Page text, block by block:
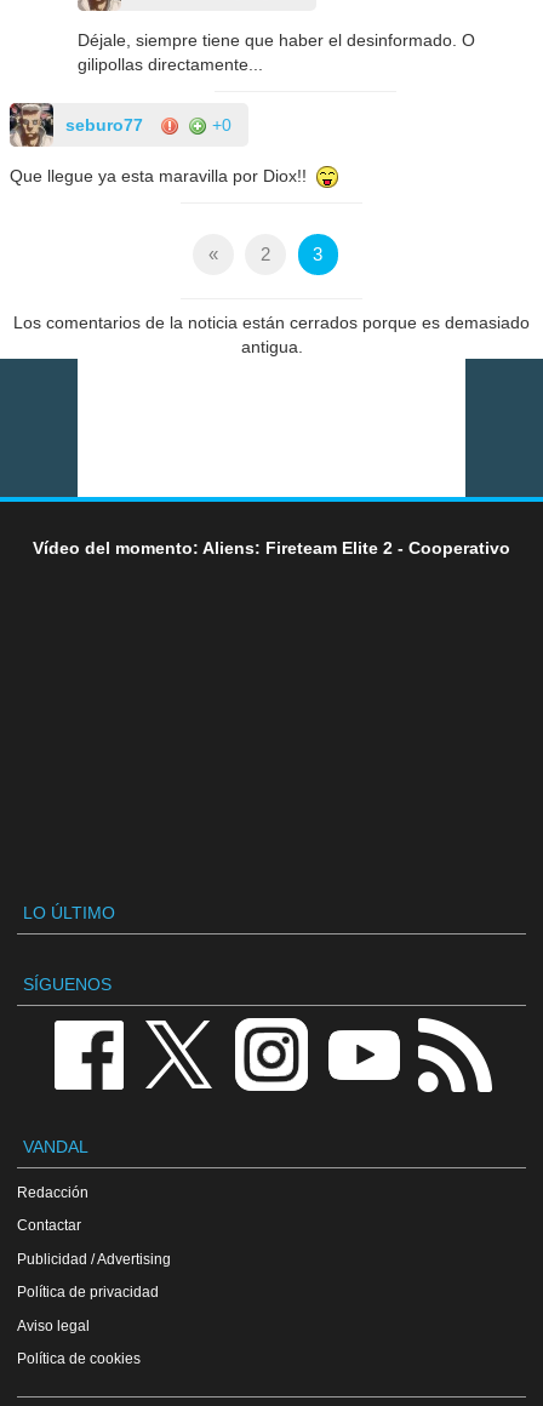
Déjale, siempre tiene que haber el desinformado. O
gilipollas directamente...
seburo77 +0
Que llegue ya esta maravilla por Diox!!
« 2 3
Los comentarios de la noticia están cerrados porque es demasiado
antigua.
Vídeo del momento: Aliens: Fireteam Elite 2 - Cooperativo
LO ÚLTIMO
SÍGUENOS
VANDAL
Redacción
Contactar
Publicidad / Advertising
Política de privacidad
Aviso legal
Política de cookies